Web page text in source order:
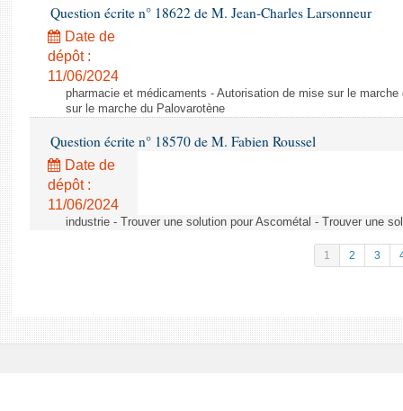
Question écrite n° 18622 de M. Jean-Charles Larsonneur
Date de
dépôt :
11/06/2024
pharmacie et médicaments - Autorisation de mise sur le
sur le marche du Palovarotène
Question écrite n° 18570 de M. Fabien Roussel
Date de
dépôt :
11/06/2024
industrie - Trouver une solution pour Ascométal - Trouver une
1 2 3